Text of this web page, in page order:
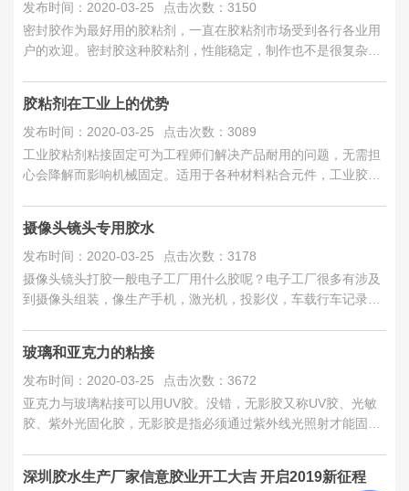
发布时间：2020-03-25
点击次数：3150
密封胶作为最好用的胶粘剂，一直在胶粘剂市场受到各行各业用
户的欢迎。密封胶这种胶粘剂，性能稳定，制作也不是很复杂，
胶粘剂在工业上的优势
发布时间：2020-03-25
点击次数：3089
工业胶粘剂粘接固定可为工程师们解决产品耐用的问题，无需担
心会降解而影响机械固定。适用于各种材料粘合元件，工业胶粘
摄像​头镜头专用胶水
发布时间：2020-03-25
点击次数：3178
摄像头镜头打胶一般电子工厂用什么胶呢？电子工厂很多有涉及
到摄像头组装，像生产手机，激光机，投影仪，车载行车记录
玻璃和亚克力的粘接
发布时间：2020-03-25
点击次数：3672
亚克力与玻璃粘接可以用UV胶。没错，无影胶又称UV胶、光敏
胶、紫外光固化胶，无影胶是指必须通过紫外线光照射才能固化
深圳胶水生产厂家信意胶业开工大吉 开启2019新征程